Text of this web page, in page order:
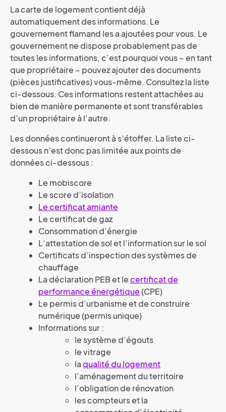
La carte de logement contient déjà
automatiquement des informations. Le
gouvernement flamand les a ajoutées pour vous. Le
gouvernement ne dispose probablement pas de
toutes les informations, c’est pourquoi vous – en tant
que propriétaire – pouvez ajouter des documents
(pièces justificatives) vous-même. Consultez la liste
ci-dessous. Ces informations restent attachées au
bien de manière permanente et sont transférables
d’un propriétaire à l’autre.
Les données continueront à s’étoffer. La liste ci-
dessous n’est donc pas limitée aux points de
données ci-dessous :
Le mobiscore
Le score d’isolation
Le certificat amiante
Le certificat de gaz
Consommation d’énergie
L’attestation de sol et l’information sur le sol
Certificats d’inspection des systèmes de
chauffage
La déclaration PEB et lecertificat de
performance énergétique(CPE)
Le permis d’urbanisme et de construire
numérique (permis unique)
Informations sur :
le système d’égouts
le vitrage
laqualité du logement
l’aménagement du territoire
l’obligation de rénovation
les compteurs et la